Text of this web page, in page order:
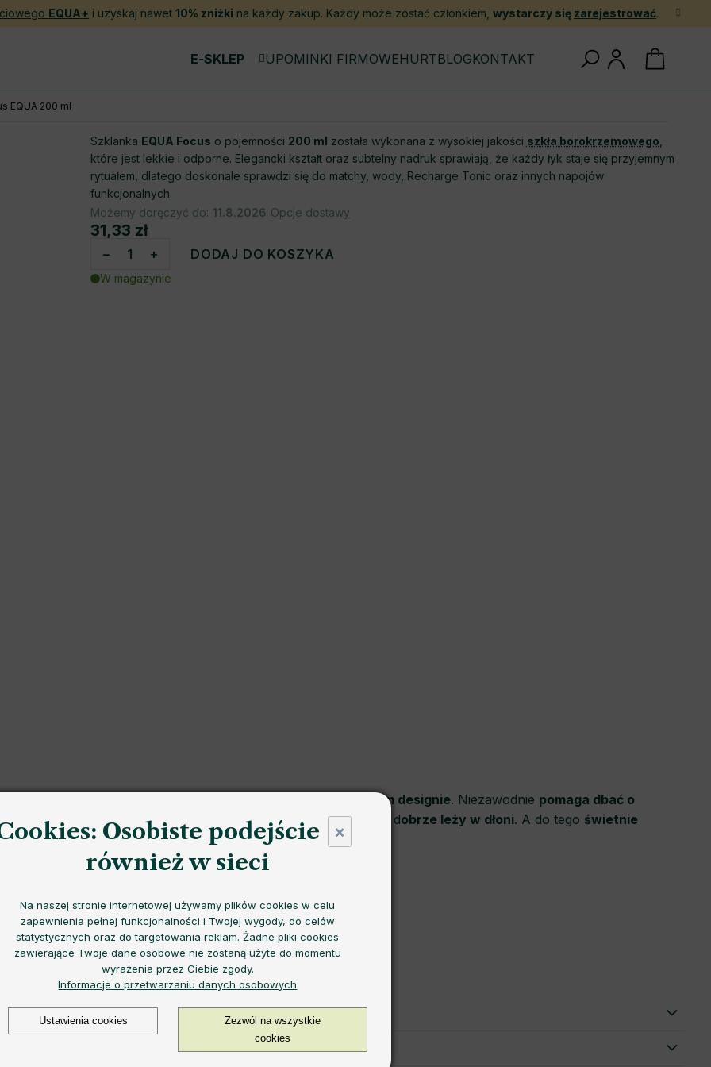
EQUA+ i uzyskaj nawet 10% zniżki na każdy zakup. Każdy może zostać członkiem, wystarczy się zarejestrować.
KOSZYK
E-SKLEP UPOMINKI FIRMOWEHURTBLOGKONTAKT
EQUA 200 ml
31,33 zł
jednostkowa:
W magazynie
Możemy doręczyć do: 11.8.2026 Opcje dostawy
+
− DODAJ DO KOSZYKA
Szklanka EQUA Focus o pojemności 200 ml została wykonana z wysokiej jakości szkła borokrzemowego
które jest lekkie i odporne. Elegancki kształt oraz subtelny nadruk sprawiają, że każdy łyk staje się przyjemnym
rytuałem, dlatego doskonale sprawdzi się do matchy, wody, Recharge Tonic oraz innych napojów
funkcjonalnych.
i lekkiego minimalistycznym designie. Niezawodnie pomaga dbać o
jednorazowego plastiku. Dzięki praktycznemu kształtowi dobrze leży w dłoni. A do tego świetnie
.
jak i zimnych
×
Osobiste podejście
również w sieci
Na naszej stronie internetowej używamy plików cookies w celu
zapewnienia pełnej funkcjonalności i Twojej wygody, do celów
statystycznych oraz do targetowania reklam. Żadne pliki cookies
zawierające Twoje dane osobowe nie zostaną użyte do momentu
wyrażenia przez Ciebie zgody.
Informacje o przetwarzaniu danych osobowych
Ustawienia cookies
Zezwól na wszystkie
cookies